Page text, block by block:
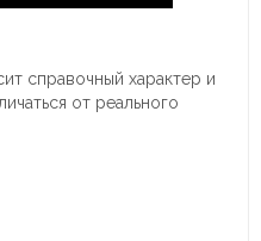
справочный характер и
от реального